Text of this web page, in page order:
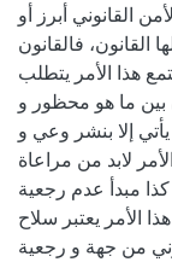
القانوني أبرز أو
القانون، فالقانون
هذا الأمر يتطلب
بين ما هو محظور و
إلا بنشر وعي و
لابد من مراعاة
كذا مبدأ عدم رجعية
الأمر يعتبر سلاح
من جهة و رجعية